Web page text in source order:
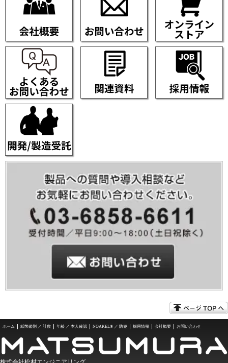
ホーム 紙幣鑑別 ／ 計数 年齢 ／ 本人確認 NOAKEL® ／ 防犯 採用情報 会社概要 お問い合わせ